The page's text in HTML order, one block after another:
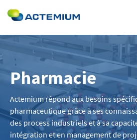
Segments
Offres
Actualités
Pharmacie
Actemium répond aux besoins
pharmaceutique grâce à ses
des process industriels et à sa
intégration et en management de